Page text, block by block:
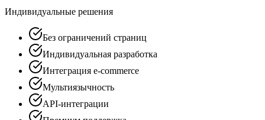
Индивидуальные решения
Без ограничений страниц
Индивидуальная разработка
Интеграция e-commerce
Мультиязычность
API-интеграции